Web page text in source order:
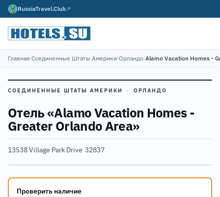
RussiaTravel.Club↗
Главная›Соединенные Штаты Америки›Орландо›Alamo Vacation Homes -
СОЕДИНЕННЫЕ ШТАТЫ АМЕРИКИ › ОРЛАНДО
Отель «Alamo Vacation Homes -
Greater Orlando Area»
13538 Village Park Drive·32837
Проверить наличие